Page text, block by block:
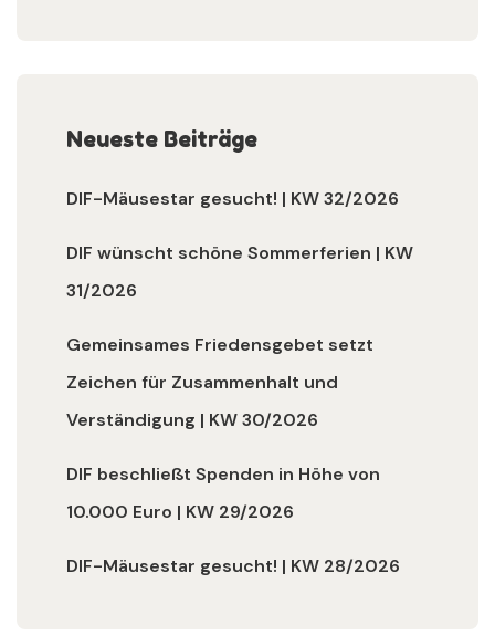
Neueste Beiträge
DIF-Mäusestar gesucht! | KW 32/2026
DIF wünscht schöne Sommerferien | KW
31/2026
Gemeinsames Friedensgebet setzt
Zeichen für Zusammenhalt und
Verständigung | KW 30/2026
DIF beschließt Spenden in Höhe von
10.000 Euro | KW 29/2026
DIF-Mäusestar gesucht! | KW 28/2026